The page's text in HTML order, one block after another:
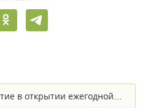
в открытии ежегодной…